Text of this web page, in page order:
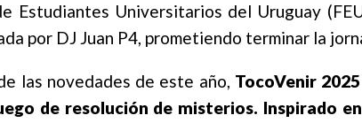
Estudiantes Universitarios del Uruguay
por DJ Juan P4, prometiendo terminar la
las novedades de este año, TocoVenir
de resolución de misterios. Inspirado